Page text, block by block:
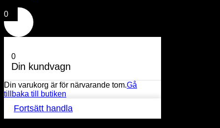
0
0
Din kundvagn
Din varukorg är för närvarande tom.Gå
tillbaka till butiken
Fortsätt handla